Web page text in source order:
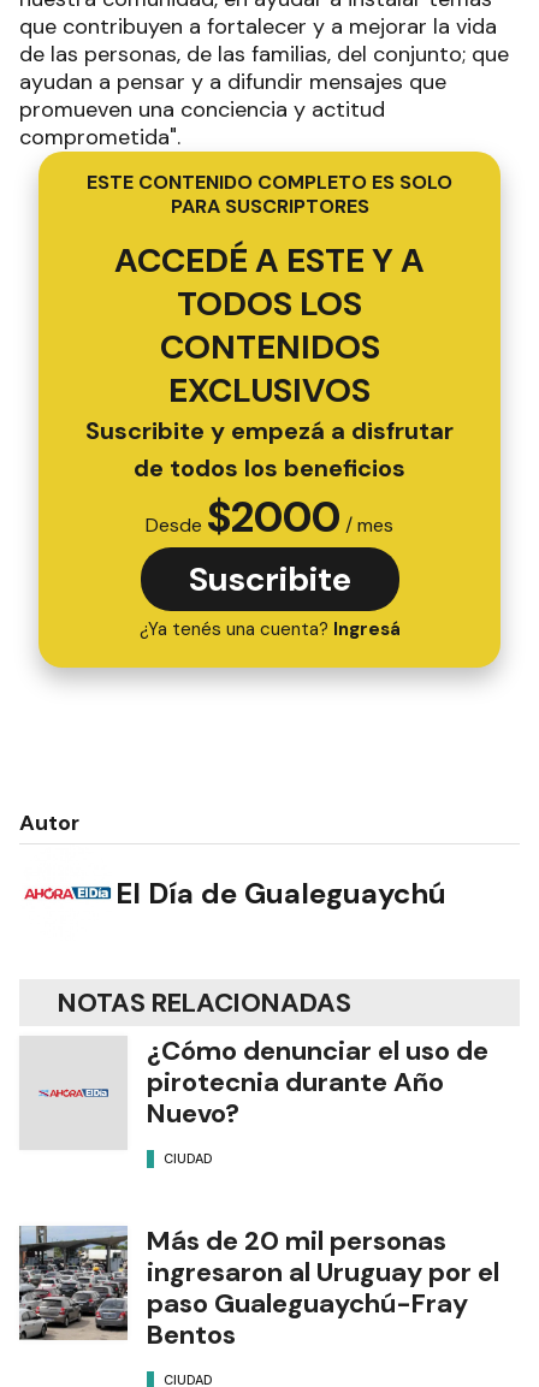
que contribuyen a fortalecer y a mejorar la vida
de las personas, de las familias, del conjunto; que
ayudan a pensar y a difundir mensajes que
promueven una conciencia y actitud
comprometida".
ESTE CONTENIDO COMPLETO ES SOLO
PARA SUSCRIPTORES
ACCEDÉ A ESTE Y A
TODOS LOS
CONTENIDOS
EXCLUSIVOS
Suscribite y empezá a disfrutar
de todos los beneficios
Desde $2000 / mes
Suscribite
¿Ya tenés una cuenta? Ingresá
Autor
El Día de Gualeguaychú
NOTAS RELACIONADAS
¿Cómo denunciar el uso de
pirotecnia durante Año
Nuevo?
CIUDAD
Más de 20 mil personas
ingresaron al Uruguay por el
paso Gualeguaychú-Fray
Bentos
CIUDAD